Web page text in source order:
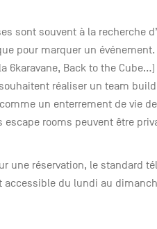
sont souvent à la recherche
pour marquer un
6karavane, Back to the
réaliser un team
un enterrement de vie
rooms peuvent être
une réservation, le standard
accessible du lundi au